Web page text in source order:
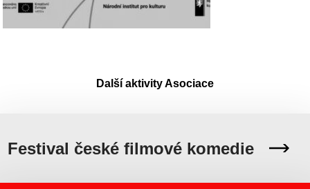
Další aktivity Asociace
Festival české filmové komedie